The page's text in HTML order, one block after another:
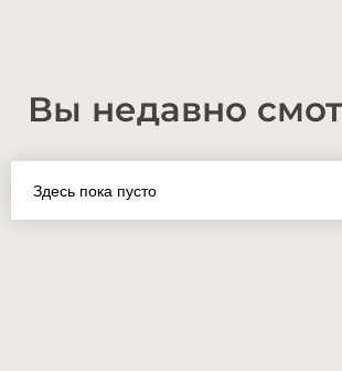
Вы недавно
Здесь пока пусто